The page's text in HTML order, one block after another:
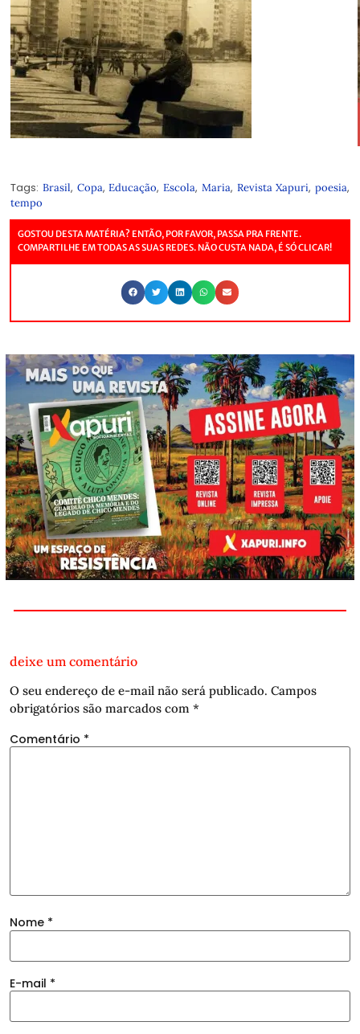
Tags: Brasil, Copa,Educação, Escola, Maria, Revista Xapuri, poesia,
tempo
GOSTOU DESTA MATÉRIA? ENTÃO, POR FAVOR, PASSA PRA FRENTE.
COMPARTILHE EM TODAS AS SUAS REDES. NÃO CUSTA NADA, É SÓ CLICAR!
deixe um comentário
O seu endereço de e-mail não será publicado. Campos
obrigatórios são marcados com *
Comentário *
Nome *
E-mail *